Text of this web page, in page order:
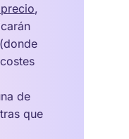
,
de
que